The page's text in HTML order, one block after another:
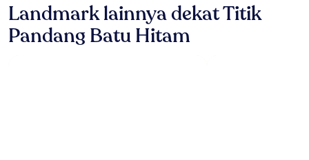
Landmark lainnya dekat Titik
Pandang Batu Hitam